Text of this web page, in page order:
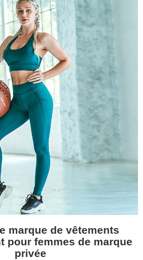
marque de vêtements
pour femmes de marque
privée